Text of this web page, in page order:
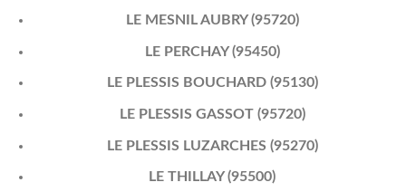
LE MESNIL AUBRY (95720)
LE PERCHAY (95450)
LE PLESSIS BOUCHARD (95130)
LE PLESSIS GASSOT (95720)
LE PLESSIS LUZARCHES (95270)
LE THILLAY (95500)